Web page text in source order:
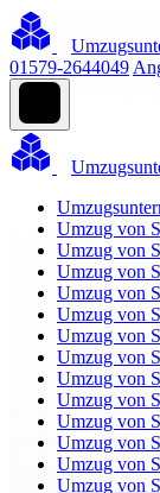
01579-2644049
Umzug von
Umzug von
Umzug von
Umzug von
Umzug von
Umzug von
Umzug von
Umzug von
Umzug von
Umzug von
Umzug von
Umzug von
Umzug von